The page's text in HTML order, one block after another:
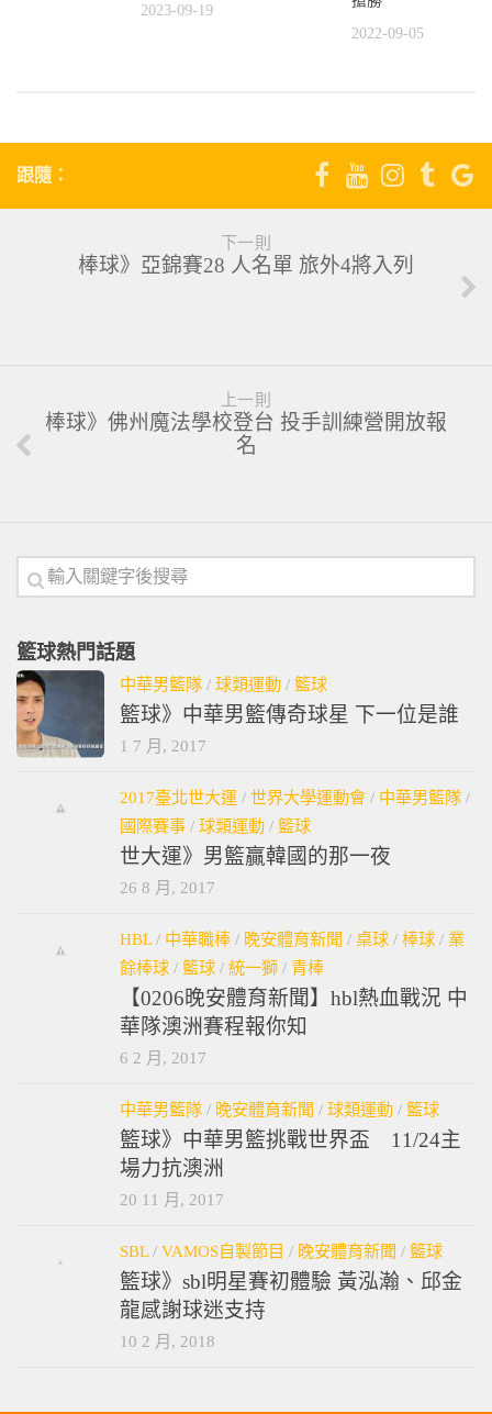
2023-09-19
2022-09-05
跟隨：
下一則
棒球》亞錦賽28 人名單 旅外4將入列
上一則
棒球》佛州魔法學校登台 投手訓練營開放報
名
籃球熱門話題
中華男籃隊 / 球類運動 / 籃球
籃球》中華男籃傳奇球星 下一位是誰
1 7 月, 2017
2017臺北世大運 / 世界大學運動會 / 中華男籃隊 /
國際賽事 / 球類運動 / 籃球
世大運》男籃贏韓國的那一夜
26 8 月, 2017
HBL/ 中華職棒 / 晚安體育新聞 / 桌球 / 棒球 / 業
餘棒球 / 籃球 / 統一獅 / 青棒
【0206晚安體育新聞】hbl熱血戰況 中
華隊澳洲賽程報你知
6 2 月, 2017
中華男籃隊 / 晚安體育新聞 / 球類運動 / 籃球
籃球》中華男籃挑戰世界盃 11/24主
場力抗澳洲
20 11 月, 2017
SBL/ VAMOS自製節目 / 晚安體育新聞 / 籃球
籃球》sbl明星賽初體驗 黃泓瀚、邱金
龍感謝球迷支持
10 2 月, 2018